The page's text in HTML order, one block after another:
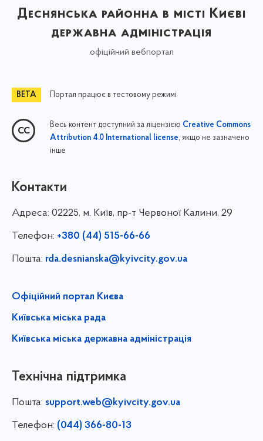
Деснянська районна в місті Києві
державна адміністрація
офіційний вебпортал
Портал працює в тестовому режимі
Весь контент доступний за ліцензією Creative Commons
Attribution 4.0 International license, якщо не зазначено
інше
Контакти
Адреса: 02225, м. Київ, пр-т Червоної Калини, 29
Телефон: +380 (44) 515-66-66
Пошта: rda.desnianska@kyivcity.gov.ua
Офіційний портал Києва
Київська міська рада
Київська міська державна адміністрація
Технічна підтримка
Пошта: support.web@kyivcity.gov.ua
Телефон: (044) 366-80-13